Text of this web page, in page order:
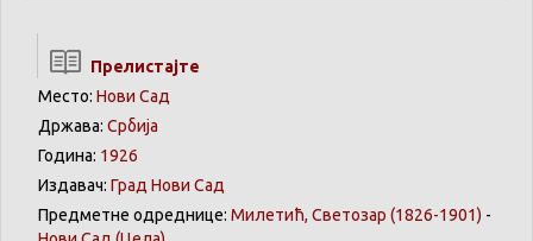
Прелистајте
Место: Нови Сад
Држава: Србија
Година: 1926
Издавач: Град Нови Сад
Предметне одреднице: Милетић, Светозар (1826-1901) -